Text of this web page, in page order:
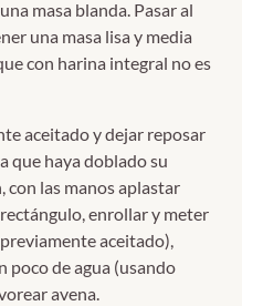
masa blanda. Pasar al
una masa lisa y media
con harina integral no es
aceitado y dejar reposar
que haya doblado su
con las manos aplastar
enrollar y meter
aceitado),
poco de agua (usando
avena.